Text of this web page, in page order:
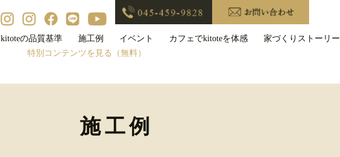
kitoteの品質基準 施工例 イベント カフェでkitoteを体感 家づくりストーリー
特別コンテンツを見る（無料）
施工例